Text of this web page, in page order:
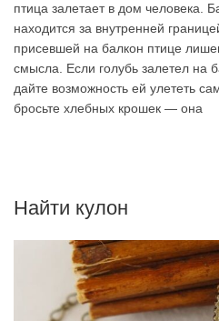
птица залетает в дом человека.
находится за внутренней
присевшей на балкон птице
смысла. Если голубь залетел на
дайте возможность ей улететь
бросьте хлебных крошек — она
Найти кулон